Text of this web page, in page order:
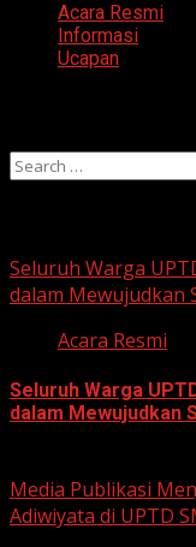
Acara Resmi
Informasi
Ucapan
Search
Seluruh Warga
dalam Mewujudkan
Acara Resmi
Seluruh Warga
dalam Mewujudkan
Media Publikasi
Adiwiyata di UPTD